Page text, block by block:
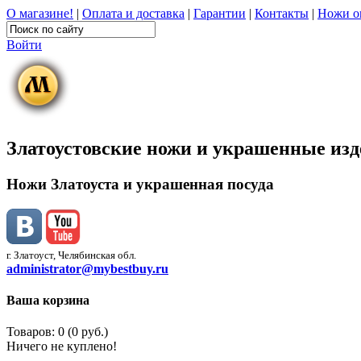
О магазине! | Оплата и доставка | Гарантии | Контакты | Ножи
Войти
Златоустовские ножи и украшенные
Ножи Златоуста и украшенная посуда
г. Златоуст, Челябинская обл.
administrator@mybestbuy.ru
Ваша корзина
Товаров: 0 (0 руб.)
Ничего не куплено!